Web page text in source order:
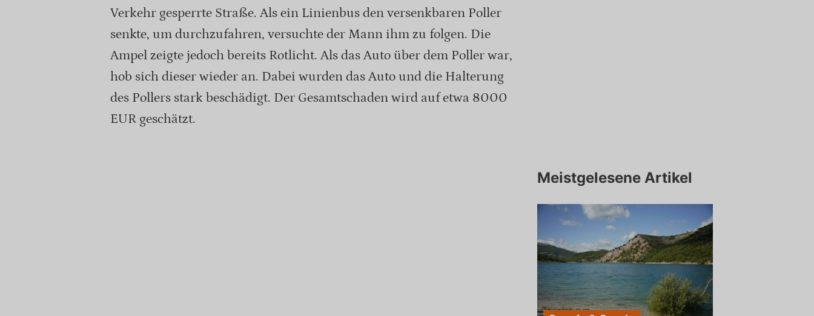
Verkehr gesperrte Straße. Als ein Linienbus den versenkbaren Poller
senkte, um durchzufahren, versuchte der Mann ihm zu folgen. Die
Ampel zeigte jedoch bereits Rotlicht. Als das Auto über dem Poller war,
hob sich dieser wieder an. Dabei wurden das Auto und die Halterung
des Pollers stark beschädigt. Der Gesamtschaden wird auf etwa 8000
EUR geschätzt.
Meistgelesene Artikel